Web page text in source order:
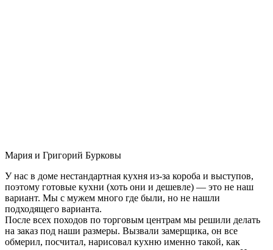
Мария и Григорий Бурковы
У нас в доме нестандартная кухня из-за короба и выступов,
поэтому готовые кухни (хоть они и дешевле) — это не наш
вариант. Мы с мужем много где были, но не нашли
подходящего варианта.
После всех походов по торговым центрам мы решили делать
на заказ под наши размеры. Вызвали замерщика, он все
обмерил, посчитал, нарисовал кухню именно такой, как